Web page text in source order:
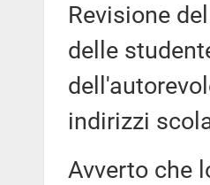
Revisione
delle
indirizzi
Avverto che